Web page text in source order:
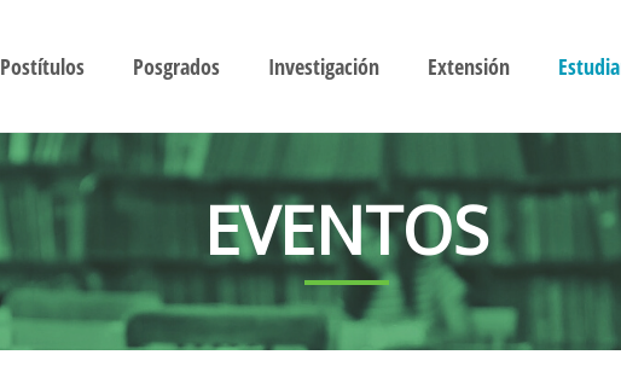
Postítulos Posgrados Investigación Extensión
EVENTOS